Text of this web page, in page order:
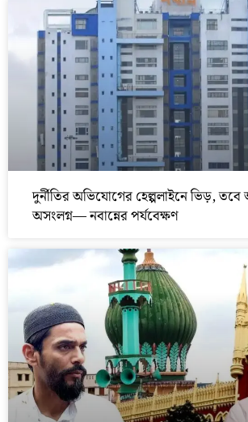
দুর্নীতির অভিযোগের হেল্পলাইনে ভিড়,
অসংলগ্ন— নবান্নের পর্যবেক্ষণ